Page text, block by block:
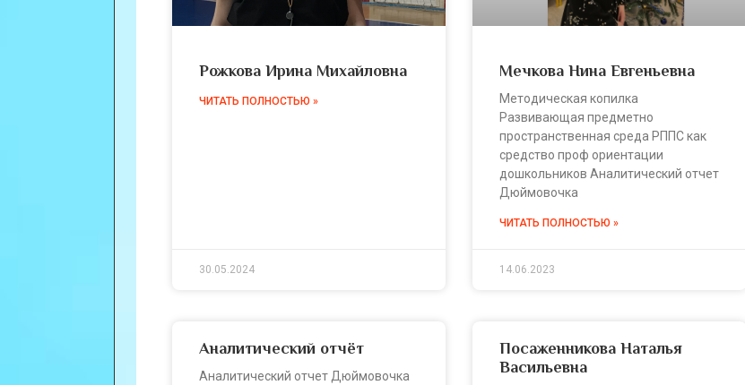
Рожкова Ирина Михайловна
ЧИТАТЬ ПОЛНОСТЬЮ »
30.05.2024
Мечкова Нина Евгеньевна
Методическая копилка
Развивающая предметно
пространственная среда РППС как
средство проф ориентации
дошкольников Аналитический отчет
Дюймовочка
ЧИТАТЬ ПОЛНОСТЬЮ »
14.06.2023
Аналитический отчёт
Аналитический отчет Дюймовочка
Посаженникова Наталья
Васильевна